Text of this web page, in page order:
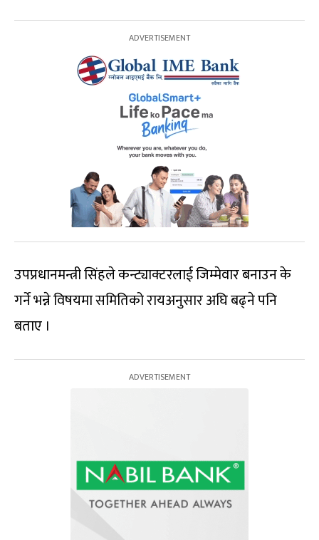
उपप्रधानमन्त्री सिंहले कन्ट्याक्टरलाई जिम्मेवार बनाउन के
गर्ने भन्ने विषयमा समितिको रायअनुसार अघि बढ्ने पनि
बताए ।